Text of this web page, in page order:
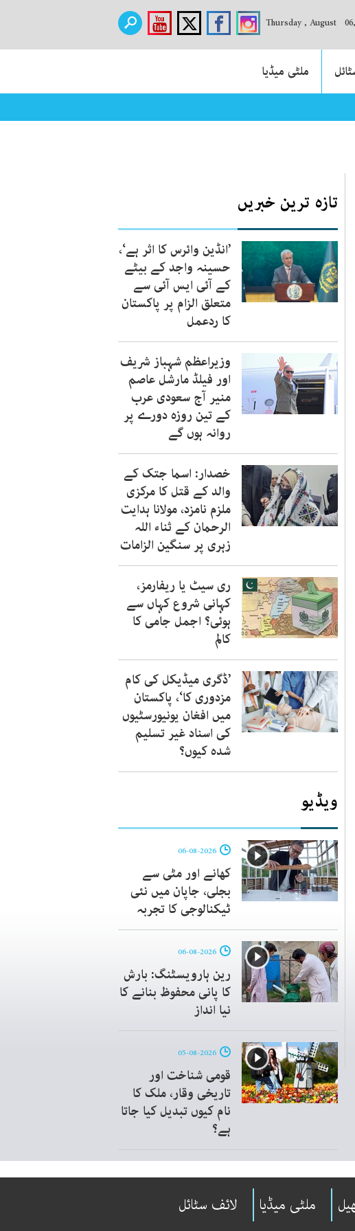
Thursday , August
ملٹی میڈیا
تازہ ترین خبریں
’انڈین وائرس کا اثر ہے‘،
حسینہ واجد کے بیٹے
کے آئی ایس آئی سے
متعلق الزام پر پاکستان
کا ردعمل
وزیراعظم شہباز شریف
اور فیلڈ مارشل عاصم
منیر آج سعودی عرب
کے تین روزہ دورے پر
روانہ ہوں گے
خصدار: اسما جتک کے
والد کے قتل کا مرکزی
ملزم نامزد، مولانا ہدایت
الرحمان کے ثناء اللہ
زہری پر سنگین الزامات
ری سیٹ یا ریفارمز،
کہانی شروع کہاں سے
ہوئی؟ اجمل جامی کا
کالم
’ڈگری میڈیکل کی کام
مزدوری کا‘، پاکستان
میں افغان یونیورسٹیوں
کی اسناد غیر تسلیم
شدہ کیوں؟
ویڈیو
کھانے اور مٹی سے
بجلی، جاپان میں نئی
ٹیکنالوجی کا تجربہ
رین ہارویسٹنگ: بارش
کا پانی محفوظ بنانے کا
نیا انداز
قومی شناخت اور
تاریخی وقار، ملک کا
نام کیوں تبدیل کیا جاتا
ہے؟
ملٹی میڈیا لائف سٹائل